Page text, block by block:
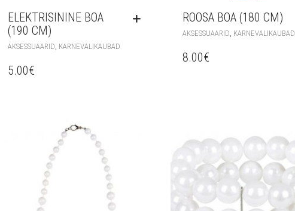
ELEKTRISININE BOA
(190 CM)
AKSESSUAARID KARNEVALIKAUBAD
5.00€
ROOSA BOA (180 CM)
AKSESSUAARID KARNEVALIKAUBAD
8.00€